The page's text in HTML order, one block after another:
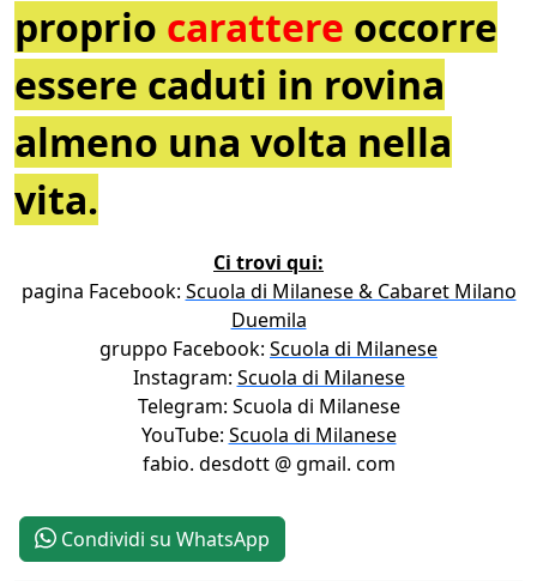
proprio carattere occorre
essere caduti in rovina
almeno una volta nella
vita.
Ci trovi qui:
pagina Facebook: Scuola di Milanese & Cabaret Milano
Duemila
gruppo Facebook: Scuola di Milanese
Instagram: Scuola di Milanese
Telegram: Scuola di Milanese
YouTube: Scuola di Milanese
fabio. desdott @ gmail. com
Condividi su WhatsApp